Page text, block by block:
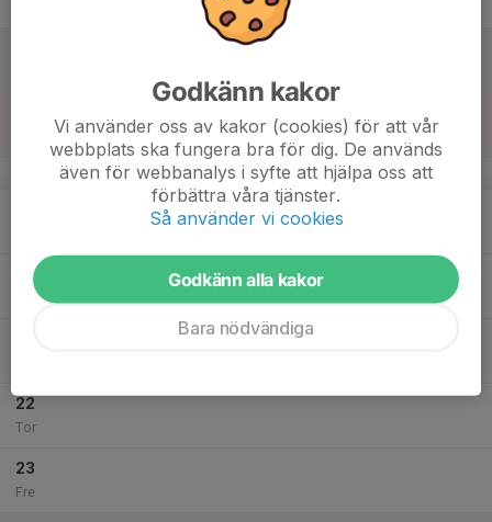
v.43
20
22
Tor
23
Fre
Godkänn kakor
Vi använder oss av kakor (cookies) för att vår
webbplats ska fungera bra för dig. De används
även för webbanalys i syfte att hjälpa oss att
förbättra våra tjänster.
Så använder vi cookies
Godkänn alla kakor
Bara nödvändiga